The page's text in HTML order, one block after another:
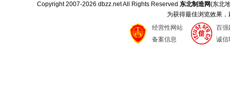
Copyright 2007-2026 dbzz.net All Rights Reserved东北制造网(东北
为获得最佳浏览效果
经营性网站
备案信息
百强
诚信